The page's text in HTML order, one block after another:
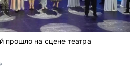
прошло на сцене театра